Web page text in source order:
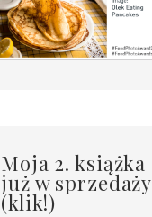
Moja 2. książka
już w sprzedaży
(klik!)